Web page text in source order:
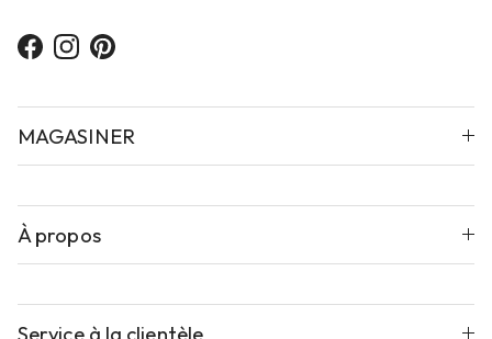
Facebook
InstagramPinterest
MAGASINER
À propos